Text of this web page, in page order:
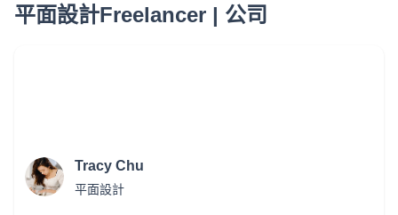
平面設計Freelancer | 公司
Tracy Chu
平面設計